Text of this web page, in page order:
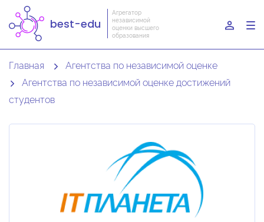
best-edu
Агрегатор
независимой
оценки высшего
образования
Главная
Агентства по независимой оценке
Агентства по независимой оценке достижений
студентов